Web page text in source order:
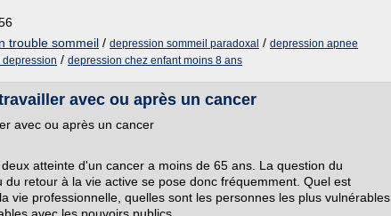
trouble sommeil / depression sommeil paradoxal / depression apnee
/ depression chez enfant moins 8 ans
avec ou après un cancer
avec ou après un cancer
atteinte d'un cancer a moins de 65 ans. La question du
du retour à la vie active se pose donc fréquemment. Quel est
vie professionnelle, quelles sont les personnes les plus vulnérables